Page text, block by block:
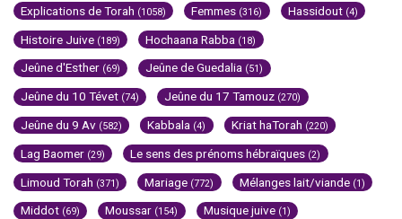
Explications de Torah (1058) Femmes (316) Hassidout (4)
Histoire Juive (189) Hochaana Rabba (18)
Jeûne d'Esther (69) Jeûne de Guedalia (51)
Jeûne du 10 Tévet (74) Jeûne du 17 Tamouz (270)
Jeûne du 9 Av (582) Kabbala (4) Kriat haTorah (220)
Lag Baomer (29) Le sens des prénoms hébraïques (2)
Limoud Torah (371) Mariage (772) Mélanges lait/viande (1)
Middot (69) Moussar (154) Musique juive (1)